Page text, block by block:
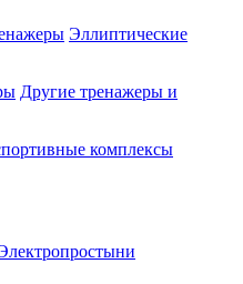
Эллиптические
Другие тренажеры и
комплексы